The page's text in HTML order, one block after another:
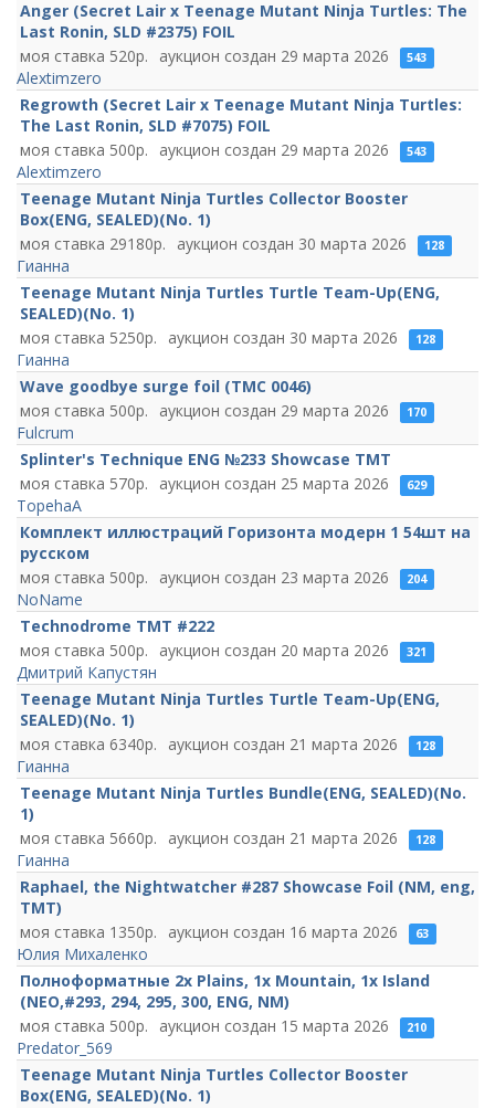
Anger (Secret Lair x Teenage Mutant Ninja Turtles: The
Last Ronin, SLD #2375) FOIL
520
29 марта 2026 543
Alextimzero
Regrowth (Secret Lair x Teenage Mutant Ninja Turtles:
The Last Ronin, SLD #7075) FOIL
500
29 марта 2026 543
Alextimzero
Teenage Mutant Ninja Turtles Collector Booster
Box(ENG, SEALED)(No. 1)
29180
30 марта 2026 128
Гианна
Teenage Mutant Ninja Turtles Turtle Team-Up(ENG,
SEALED)(No. 1)
5250
30 марта 2026 128
Гианна
Wave goodbye surge foil (TMC 0046)
500
29 марта 2026 170
Fulcrum
Splinter's Technique ENG №233 Showcase TMT
570
25 марта 2026 629
TopehaA
Комплект иллюстраций Горизонта модерн 1 54шт на
русском
500
23 марта 2026 204
NoName
Technodrome TMT #222
500
20 марта 2026 321
Дмитрий Капустян
Teenage Mutant Ninja Turtles Turtle Team-Up(ENG,
SEALED)(No. 1)
6340
21 марта 2026 128
Гианна
Teenage Mutant Ninja Turtles Bundle(ENG, SEALED)(No.
1)
5660
21 марта 2026 128
Гианна
Raphael, the Nightwatcher #287 Showcase Foil (NM, eng,
TMT)
1350
16 марта 2026 63
Юлия Михаленко
Полноформатные 2х Plains, 1x Mountain, 1x Island
(NEO,#293, 294, 295, 300, ENG, NM)
500
15 марта 2026 210
Predator_569
Teenage Mutant Ninja Turtles Collector Booster
Box(ENG, SEALED)(No. 1)